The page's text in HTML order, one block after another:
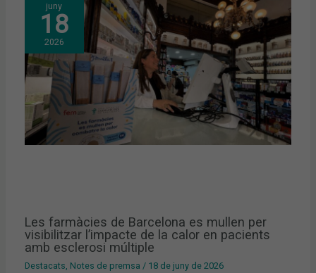
juny
18
2026
Les farmàcies de Barcelona es mullen per
visibilitzar l’impacte de la calor en pacients
amb esclerosi múltiple
Destacats Notes de premsa / 18 de juny de 2026